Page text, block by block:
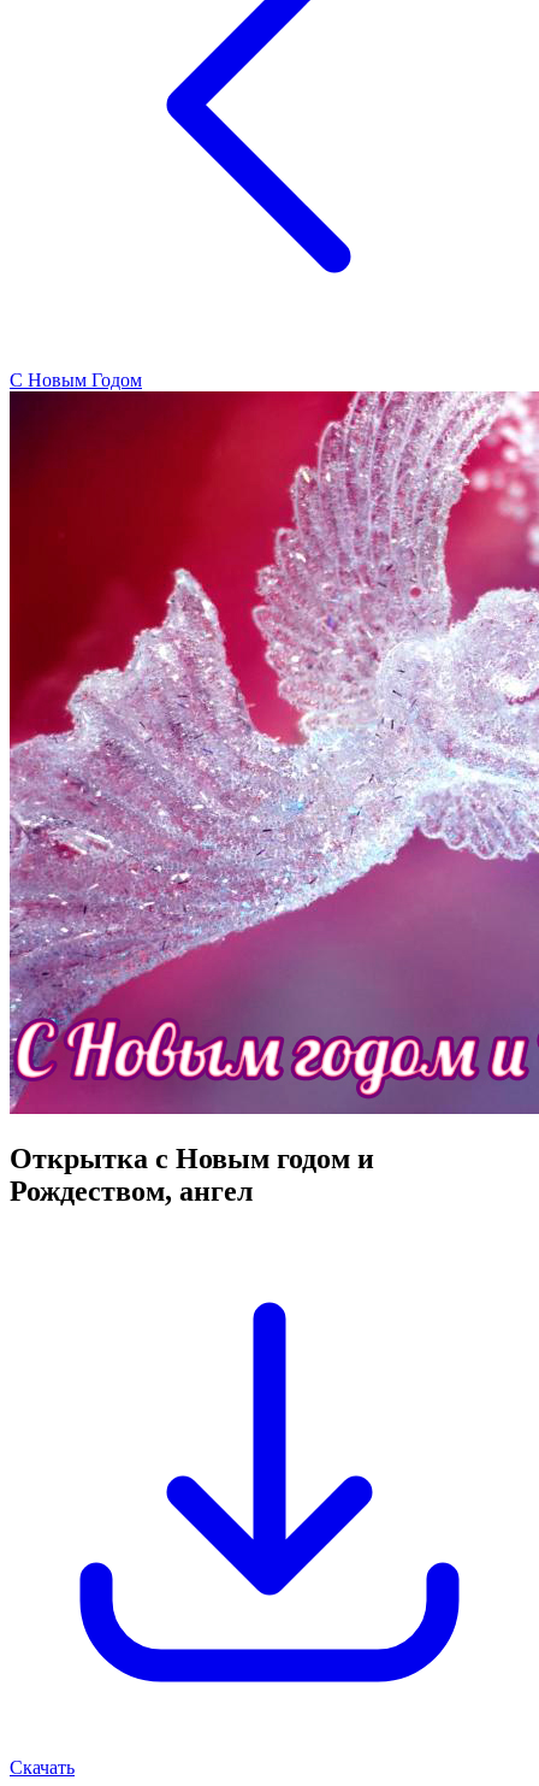
C Новым Годом
Открытка с Новым годом и
Рождеством, ангел
Скачать